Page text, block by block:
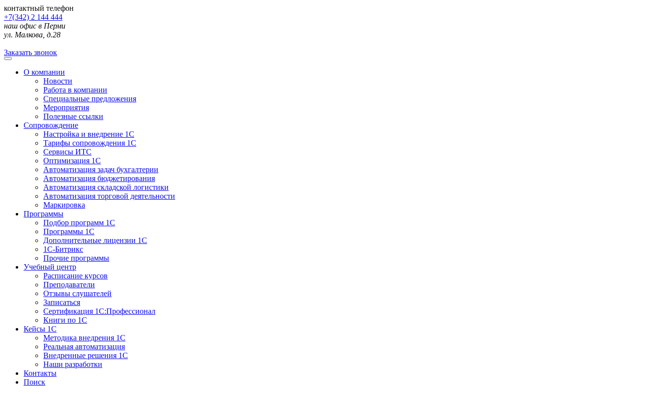
контактный телефон
+7(342) 2 144 444
наш офис в Перми
ул. Малкова, д.28
Заказать звонок
О компании
Новости
Работа в компании
Специальные предложения
Мероприятия
Полезные ссылки
Сопровождение
Настройка и внедрение 1С
Тарифы сопровождения 1С
Сервисы ИТС
Оптимизация 1С
Автоматизация задач бухгалтерии
Автоматизация бюджетирования
Автоматизация складской логистики
Автоматизация торговой деятельности
Маркировка
Программы
Подбор программ 1С
Программы 1С
Дополнительные лицензии 1С
1С-Битрикс
Прочие программы
Учебный центр
Расписание курсов
Преподаватели
Отзывы слушателей
Записаться
Сертификация 1С:Профессионал
Книги по 1С
Кейсы 1С
Методика внедрения 1С
Реальная автоматизация
Внедренные решения 1С
Наши разработки
Контакты
Поиск